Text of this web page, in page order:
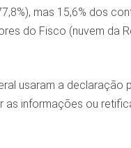
mas 15,6% dos
do Fisco (nuvem da
usaram a declaração
as informações ou